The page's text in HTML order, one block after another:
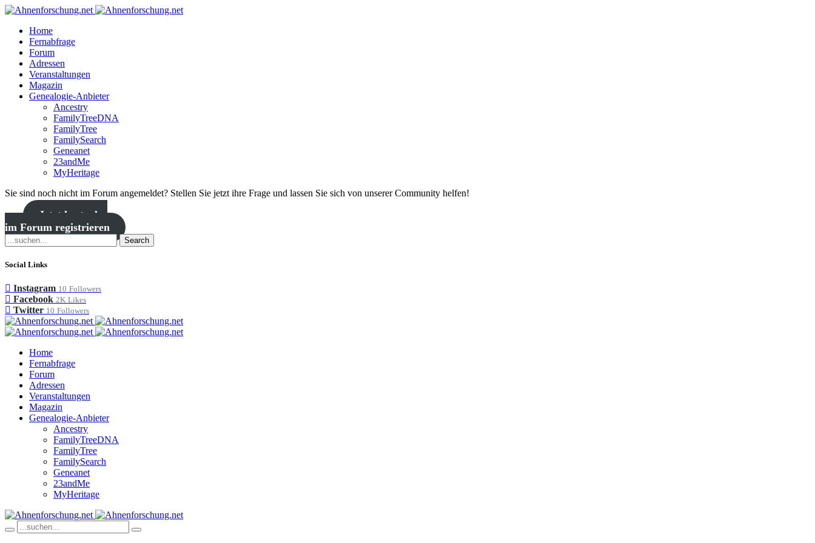
Home
Fernabfrage
Forum
Adressen
Veranstaltungen
Magazin
Genealogie-Anbieter
Ancestry
FamilyTreeDNA
FamilyTree
FamilySearch
Geneanet
23andMe
MyHeritage
Sie sind noch nicht im Forum angemeldet? Stellen Sie jetzt ihre Frage und lassen Sie sich von unserer Community helfen!
Jetzt kostenlos
im Forum registrieren
Search
Social Links
Instagram 10 Followers
Facebook 2K Likes
Twitter 10 Followers
Home
Fernabfrage
Forum
Adressen
Veranstaltungen
Magazin
Genealogie-Anbieter
Ancestry
FamilyTreeDNA
FamilyTree
FamilySearch
Geneanet
23andMe
MyHeritage